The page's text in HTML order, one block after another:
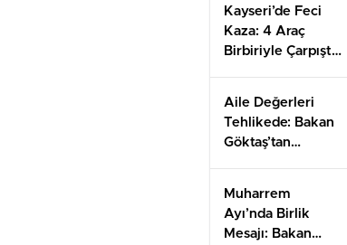
Kayseri’de Feci
Kaza: 4 Araç
Birbiriyle Çarpıştı,
Kaldırıldı
Aile Değerleri
Tehlikede: Bakan
Göktaş’tan
Muharrem
Ayı’nda Birlik
Mesajı: Bakan